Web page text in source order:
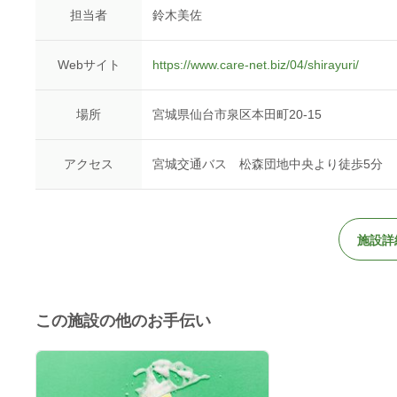
担当者 鈴木美佐
Webサイト https://www.care-net.biz/04/shirayuri/
場所 宮城県仙台市泉区本田町20-15
アクセス 宮城交通バス 松森団地中央より徒歩5分
施設
この施設の他のお手伝い